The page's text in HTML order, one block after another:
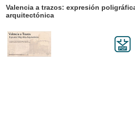
Valencia a trazos: expresión poligráfica
arquitectónica